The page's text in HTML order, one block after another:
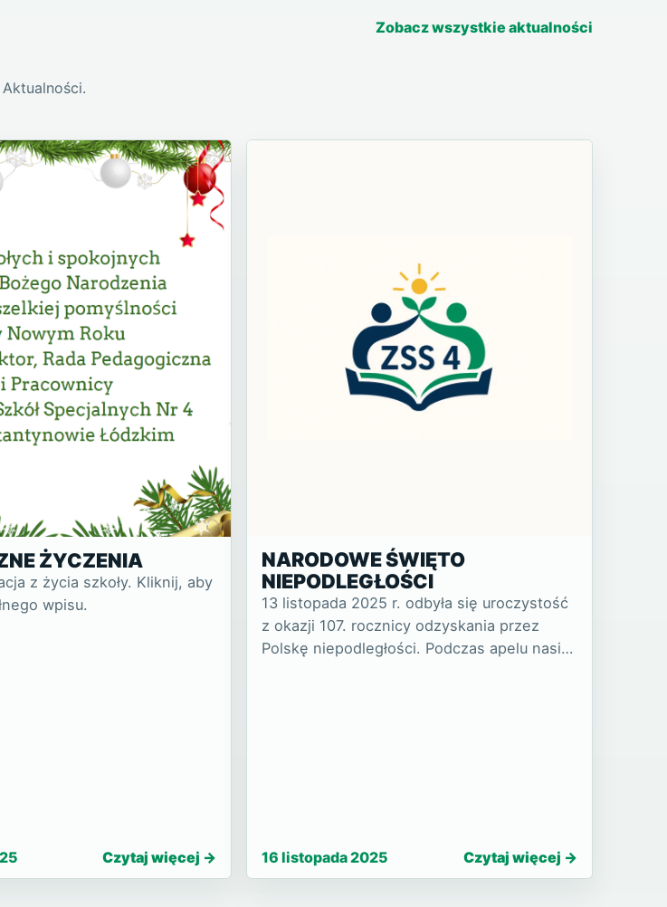
Zobacz wszystkie aktualności
ŻYCZENIA
z życia szkoły. Kliknij, aby
wpisu.
Czytaj więcej
NARODOWE ŚWIĘTO
NIEPODLEGŁOŚCI
13 listopada 2025 r. odbyła się uroczystość
z okazji 107. rocznicy odzyskania przez
Polskę niepodległości. Podczas apelu nasi
16 listopada 2025 Czytaj więcej